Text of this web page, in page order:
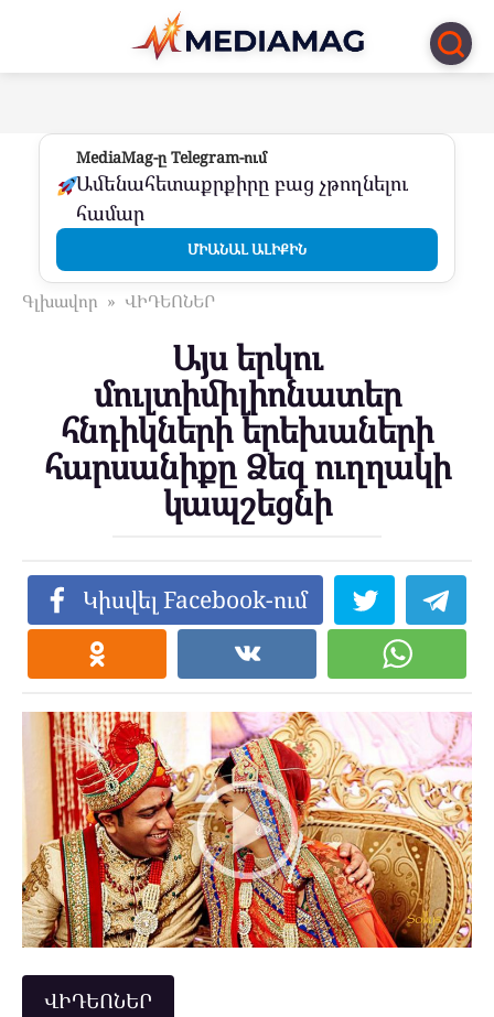
Перейти
контенту
MediaMag-ը Telegram-ում
Ամենահետաքրքիրը բաց չթողնելու
համար
ՄԻԱՆԱԼ ԱԼԻՔԻՆ
Գլխավոր » ՎԻԴԵՈՆԵՐ
Այս երկու
մուլտիմիլիոնատեր
հնդիկների երեխաների
հարսանիքը Ձեզ ուղղակի
կապշեցնի
Կիսվել Facebook-ում
ՎԻԴԵՈՆԵՐ